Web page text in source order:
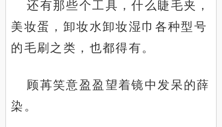
还有那些个工具，什么睫毛夹，
美妆蛋，卸妆水卸妆湿巾各种型号
的毛刷之类，也都得有。
顾苒笑意盈盈望着镜中发呆的薛
染。